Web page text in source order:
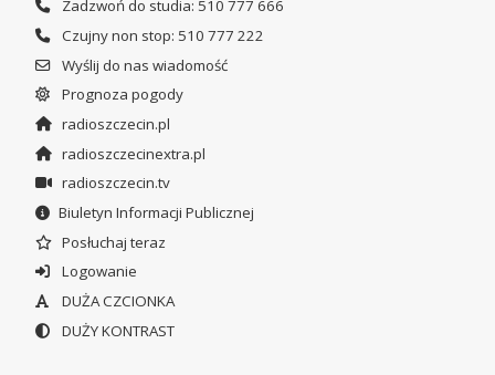
Zadzwoń do studia: 510 777 666
Czujny non stop: 510 777 222
Wyślij do nas wiadomość
Prognoza pogody
radioszczecin.pl
radioszczecinextra.pl
radioszczecin.tv
Biuletyn Informacji Publicznej
Posłuchaj teraz
Logowanie
DUŻA CZCIONKA
DUŻY KONTRAST